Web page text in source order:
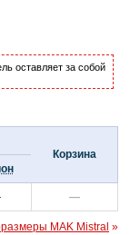
оставляет за собой
Корзина
—
MAK Mistral »